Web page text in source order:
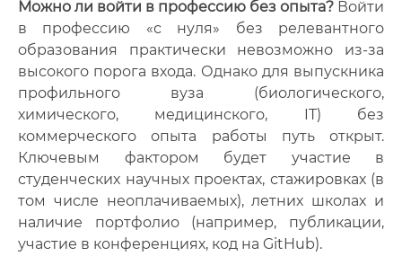
Можно ли войти в профессию без опыта? Войти
в профессию «с нуля» без релевантного
образования практически невозможно из-за
высокого порога входа. Однако для выпускника
профильного вуза (биологического,
химического, медицинского, IT) без
коммерческого опыта работы путь открыт.
Ключевым фактором будет участие в
студенческих научных проектах, стажировках (в
том числе неоплачиваемых), летних школах и
наличие портфолио (например, публикации,
участие в конференциях, код на GitHub).